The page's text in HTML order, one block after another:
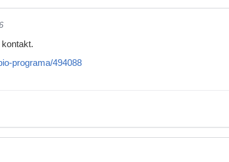
programa/494088